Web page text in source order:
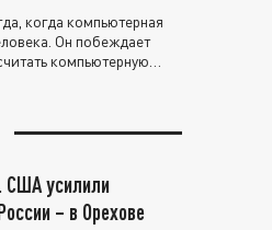
когда компьютерная
Он побеждает
компьютерную
США усилили
– в Орехове